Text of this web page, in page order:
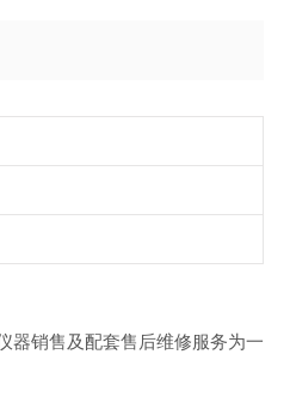
器销售及配套售后维修服务为一